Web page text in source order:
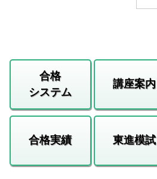
合格
システム
講座案内
合格実績 東進模試